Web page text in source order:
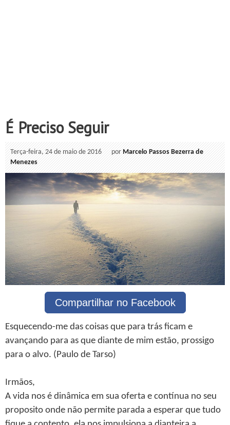
É Preciso Seguir
Terça-feira, 24 de maio de 2016 porMarcelo Passos Bezerra de
Menezes
Compartilhar no Facebook
Esquecendo-me das coisas que para trás ficam e
avançando para as que diante de mim estão, prossigo
para o alvo. (Paulo de Tarso)
Irmãos,
A vida nos é dinâmica em sua oferta e contínua no seu
proposito onde não permite parada a esperar que tudo